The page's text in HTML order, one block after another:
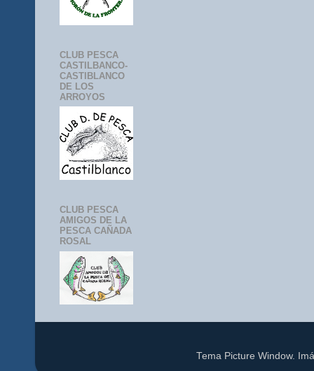
CLUB PESCA
CASTILBANCO-
CASTIBLANCO
DE LOS
ARROYOS
CLUB PESCA
AMIGOS DE LA
PESCA CAÑADA
ROSAL
Tema Picture Window.